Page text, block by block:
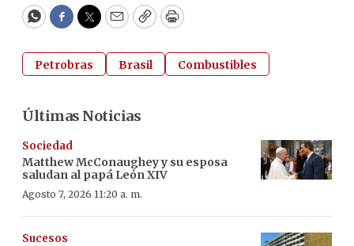
WhatsApp
Facebook
Twitter
EmailCopyPrint
Petrobras Brasil Combustibles
Últimas Noticias
Sociedad
Matthew McConaughey y su esposa
saludan al papá León XIV
Agosto 7, 2026 11:20 a. m.
Sucesos